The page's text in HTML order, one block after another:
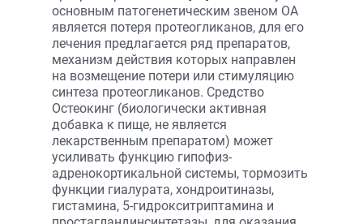
основным патогенетическим звеном ОА
является потеря протеогликанов, для его
лечения предлагается ряд препаратов,
механизм действия которых направлен
на возмещение потери или стимуляцию
синтеза протеогликанов. Средство
Остеокинг (биологически активная
добавка к пище, не является
лекарственным препаратом) может
усиливать функцию гипофиз-
адренокортикальной системы, тормозить
функции гиалурата, хондроитиназы,
гистамина, 5-гидрокситриптамина и